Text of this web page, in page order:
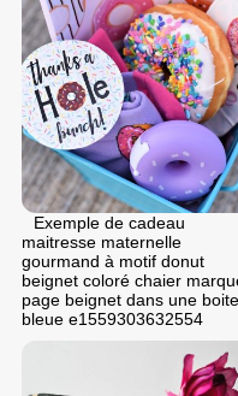
Exemple de cadeau
maitresse maternelle
gourmand à motif donut
beignet coloré chaier
page beignet dans une boite
bleue e1559303632554